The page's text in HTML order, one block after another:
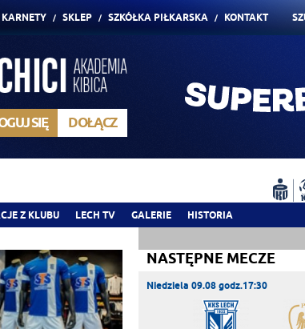
KARNETY SKLEP SZKÓŁKA PIŁKARSKA KONTAKT
SIĘ DOŁĄCZ
Z KLUBU LECH TV GALERIE HISTORIA
NASTĘPNE MECZE
Niedziela 09.08 godz.17:30